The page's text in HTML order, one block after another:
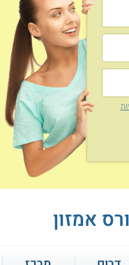
Private label בסין
הרשמה לאתר אמזון
ניהול מלאי ומשלוחים
קידום ופרסום באמזון
עקרונות מכירה וניהול
אמזון